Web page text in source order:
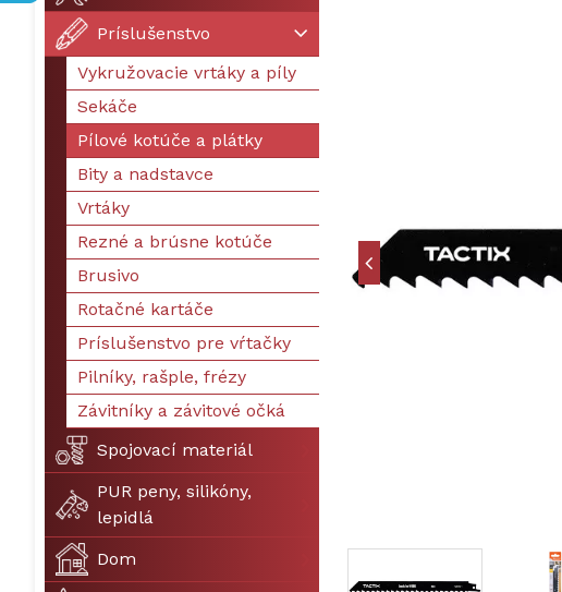
Príslušenstvo
Vykružovacie vrtáky a píly
Sekáče
Pílové kotúče a plátky
Bity a nadstavce
Vrtáky
Rezné a brúsne kotúče
Brusivo
Rotačné kartáče
Príslušenstvo pre vŕtačky
Pilníky, rašple, frézy
Závitníky a závitové očká
Spojovací materiál
PUR peny, silikóny,
lepidlá
Dom